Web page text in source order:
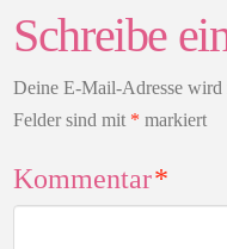
Schreibe
Deine E-Mail-Adresse
Felder sind mit * markiert
Kommentar*